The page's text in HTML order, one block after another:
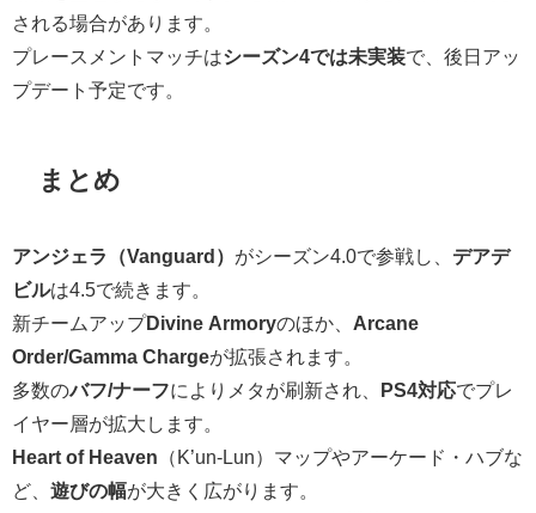
される場合があります。
プレースメントマッチはシーズン4では未実装で、後日アッ
プデート予定です。
まとめ
アンジェラ（Vanguard） がシーズン4.0で参戦し、 デアデ
ビルは4.5で続きます。
新チームアップDivine Armoryのほか、 Arcane
Order/Gamma Chargeが拡張されます。
多数のバフ/ナーフによりメタが刷新され、 PS4対応でプレ
イヤー層が拡大します。
Heart of Heaven （K’un-Lun）マップやアーケード・ハブな
ど、 遊びの幅が大きく広がります。